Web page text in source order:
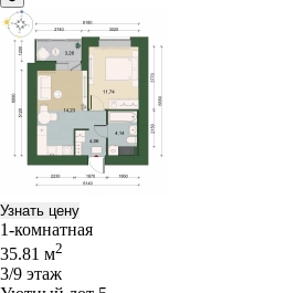
Узнать цену
1-комнатная
35.81 м2
3/9 этаж